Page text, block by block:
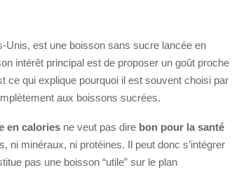
Unis, est une boisson sans sucre lancée en
intérêt principal est de proposer un goût proche
ce qui explique pourquoi il est souvent choisi par
aux boissons sucrées.
en calories ne veut pas dire bon pour la santé
ni minéraux, ni protéines. Il peut donc s’intégrer
pas une boisson “utile” sur le plan